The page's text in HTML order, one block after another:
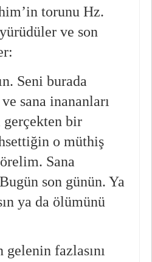
torunu Hz.
ve son
Seni burada
sana inananları
bir
o müthiş
Sana
son günün. Ya
ya da ölümünü
fazlasını